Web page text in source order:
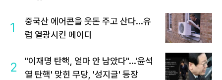
1
중국산 에어콘을 웃돈 주고 산다...유
럽 열광시킨 메이디
2
"이재명 탄핵, 얼마 안 남았다"...'윤석
열 탄핵' 맞힌 무당, '성지글' 등장